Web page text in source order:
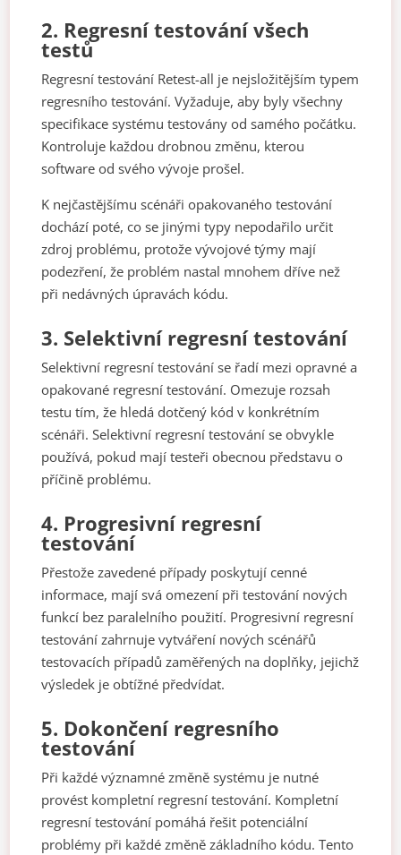
2. Regresní testování všech
testů
Regresní testování Retest-all je nejsložitějším typem
regresního testování. Vyžaduje, aby byly všechny
specifikace systému testovány od samého počátku.
Kontroluje každou drobnou změnu, kterou
software od svého vývoje prošel.
K nejčastějšímu scénáři opakovaného testování
dochází poté, co se jinými typy nepodařilo určit
zdroj problému, protože vývojové týmy mají
podezření, že problém nastal mnohem dříve než
při nedávných úpravách kódu.
3. Selektivní regresní testování
Selektivní regresní testování se řadí mezi opravné a
opakované regresní testování. Omezuje rozsah
testu tím, že hledá dotčený kód v konkrétním
scénáři. Selektivní regresní testování se obvykle
používá, pokud mají testeři obecnou představu o
příčině problému.
4. Progresivní regresní
testování
Přestože zavedené případy poskytují cenné
informace, mají svá omezení při testování nových
funkcí bez paralelního použití. Progresivní regresní
testování zahrnuje vytváření nových scénářů
testovacích případů zaměřených na doplňky, jejichž
výsledek je obtížné předvídat.
5. Dokončení regresního
testování
Při každé významné změně systému je nutné
provést kompletní regresní testování. Kompletní
regresní testování pomáhá řešit potenciální
problémy při každé změně základního kódu. Tento